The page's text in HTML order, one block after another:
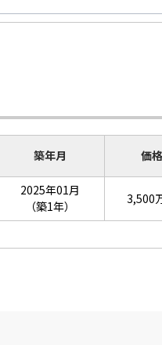
築年月 価格
2025年01月
（築1年）
3,500